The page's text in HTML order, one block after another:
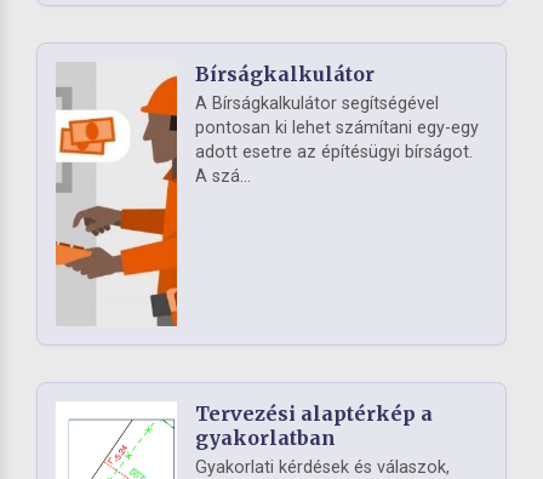
Bírságkalkulátor
A Bírságkalkulátor segítségével
pontosan ki lehet számítani egy-egy
adott esetre az építésügyi bírságot.
A szá...
Tervezési alaptérkép a
gyakorlatban
Gyakorlati kérdések és válaszok,